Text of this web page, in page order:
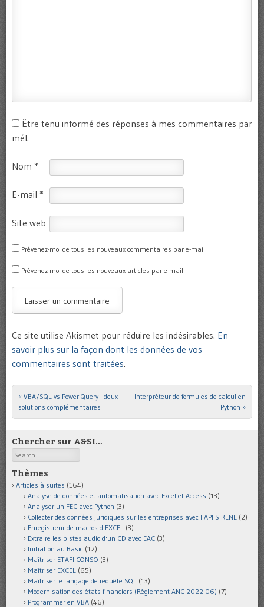
Être tenu informé des réponses à mes commentaires par
mél.
Nom *
E-mail *
Site web
Prévenez-moi de tous les nouveaux commentaires par e-mail.
Prévenez-moi de tous les nouveaux articles par e-mail.
Ce site utilise Akismet pour réduire les indésirables. En
savoir plus sur la façon dont les données de vos
commentaires sont traitées.
Post navigation
« VBA/SQL vs Power Query : deux
solutions complémentaires
Interpréteur de formules de calcul en
Python »
Chercher sur A&SI…
Search
Thèmes
Articles à suites (164)
Analyse de données et automatisation avec Excel et Access (13)
Analyser un FEC avec Python (3)
Collecter des données juridiques sur les entreprises avec l'API SIRENE (2)
Enregistreur de macros d'EXCEL (3)
Extraire les pistes audio d'un CD avec EAC (3)
Initiation au Basic (12)
Maîtriser ETAFI CONSO (3)
Maîtriser EXCEL (65)
Maîtriser le langage de requête SQL (13)
Modernisation des états financiers (Règlement ANC 2022-06) (7)
Programmer en VBA (46)